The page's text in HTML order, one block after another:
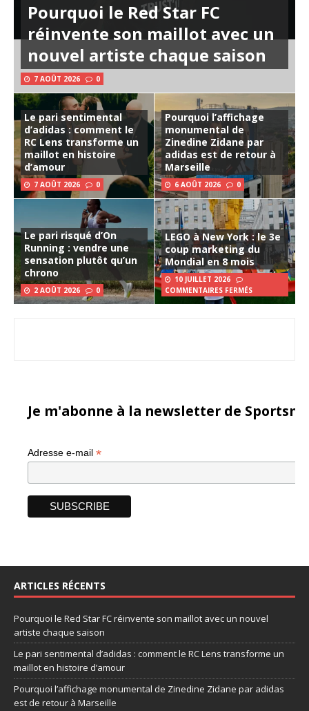
Pourquoi le Red Star FC
réinvente son maillot avec un
nouvel artiste chaque saison
7 AOÛT 2026 0
Le pari sentimental
d’adidas : comment le
RC Lens transforme un
maillot en histoire
d’amour
7 AOÛT 2026 0
Pourquoi l’affichage
monumental de
Zinedine Zidane par
adidas est de retour à
Marseille
6 AOÛT 2026 0
Le pari risqué d’On
Running : vendre une
sensation plutôt qu’un
chrono
2 AOÛT 2026 0
LEGO à New York : le 3e
coup marketing du
Mondial en 8 mois
10 JUILLET 2026
COMMENTAIRES FERMÉS
Je m'abonne à la newsletter de
Adresse e-mail *
ARTICLES RÉCENTS
Pourquoi le Red Star FC réinvente son maillot avec un nouvel
artiste chaque saison
Le pari sentimental d’adidas : comment le RC Lens transforme un
maillot en histoire d’amour
Pourquoi l’affichage monumental de Zinedine Zidane par adidas
est de retour à Marseille